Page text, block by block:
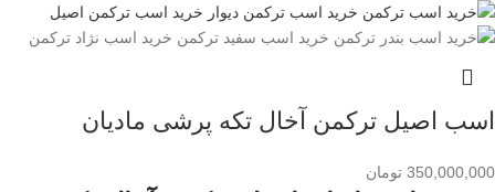
اسب اصیل ترکمن آخال تکه پرشی مادیان
350,000,000 تومان